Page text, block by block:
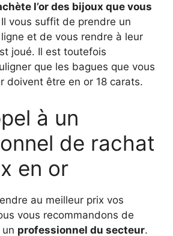
l’or des bijoux que vous
vous suffit de prendre un
et de vous rendre à leur
joué. Il est toutefois
que les bagues que vous
doivent être en or 18 carats.
à un
de rachat
en or
au meilleur prix vos
vous recommandons de
professionnel du secteur.